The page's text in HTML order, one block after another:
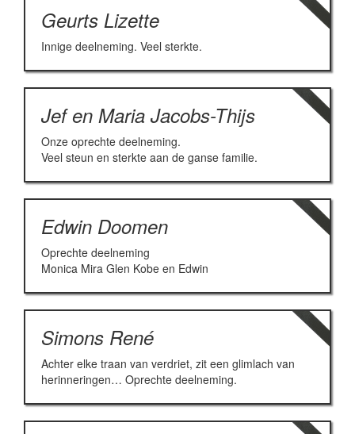
Geurts Lizette
Innige deelneming. Veel sterkte.
Jef en Maria Jacobs-Thijs
Onze oprechte deelneming.
Veel steun en sterkte aan de ganse familie.
Edwin Doomen
Oprechte deelneming
Monica Mira Glen Kobe en Edwin
Simons René
Achter elke traan van verdriet, zit een glimlach van
herinneringen… Oprechte deelneming.